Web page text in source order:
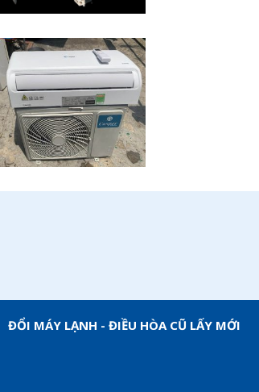
ĐỔI MÁY LẠNH - ĐIỀU HÒA CŨ LẤY MỚI